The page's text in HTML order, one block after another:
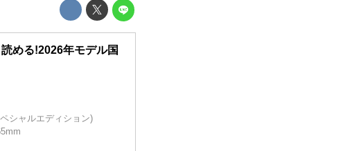
める!2026年モデル国
シャルエディション)